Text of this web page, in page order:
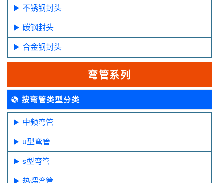
不锈钢封头
碳钢封头
合金钢封头
弯管系列
按弯管类型分类
中频弯管
u型弯管
s型弯管
热煨弯管